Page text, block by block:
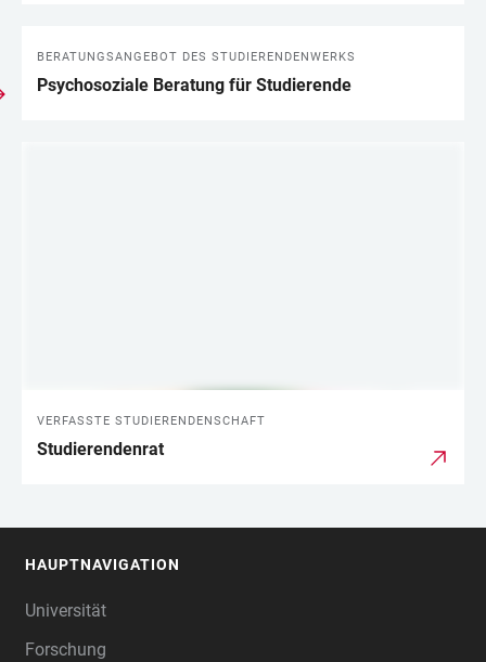
BERATUNGSANGEBOT DES STUDIERENDENWERKS
Psychosoziale Beratung für Studierende
VERFASSTE STUDIERENDENSCHAFT
Studierendenrat
HAUPTNAVIGATION
Universität
Forschung